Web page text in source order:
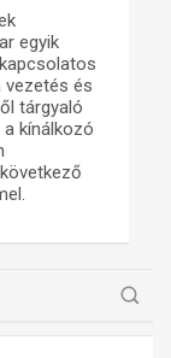
egyik
vezetés és
tárgyaló
kínálkozó